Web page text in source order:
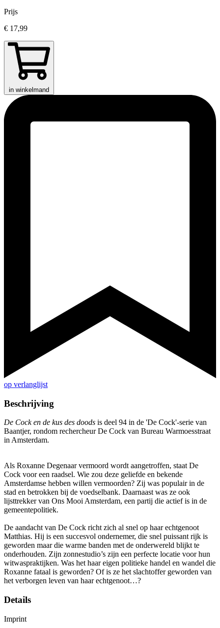
Prijs
€ 17,99
in winkelmand
op verlanglijst
Beschrijving
De Cock en de kus des doods is deel 94 in de 'De Cock'-serie van
Baantjer, rondom rechercheur De Cock van Bureau Warmoesstraat
in Amsterdam.
Als Roxanne Degenaar vermoord wordt aangetroffen, staat De
Cock voor een raadsel. Wie zou deze geliefde en bekende
Amsterdamse hebben willen vermoorden? Zij was populair in de
stad en betrokken bij de voedselbank. Daarnaast was ze ook
lijsttrekker van Ons Mooi Amsterdam, een partij die actief is in de
gemeentepolitiek.
De aandacht van De Cock richt zich al snel op haar echtgenoot
Matthias. Hij is een succesvol ondernemer, die snel puissant rijk is
geworden maar die warme banden met de onderwereld blijkt te
onderhouden. Zijn zonnestudio’s zijn een perfecte locatie voor hun
witwaspraktijken. Was het haar eigen politieke handel en wandel die
Roxanne fataal is geworden? Of is ze het slachtoffer geworden van
het verborgen leven van haar echtgenoot…?
Details
Imprint